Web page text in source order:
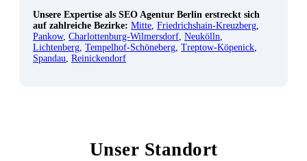
Unsere Expertise als SEO Agentur Berlin erstreckt sich
auf zahlreiche Bezirke: Mitte Friedrichshain-Kreuzberg
Pankow, Charlottenburg-Wilmersdorf Neukölln
Lichtenberg Tempelhof-Schöneberg Treptow-Köpenick
Spandau Reinickendorf
Unser Standort